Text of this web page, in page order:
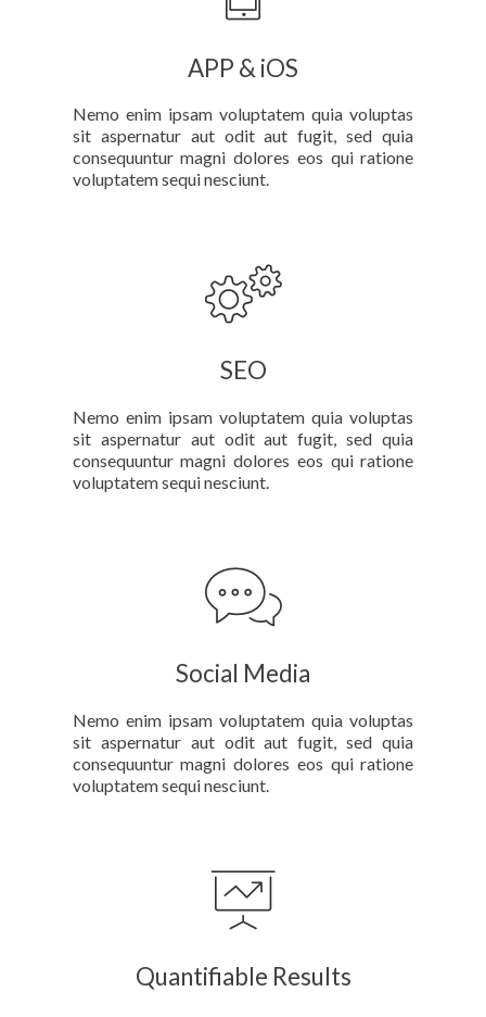
APP & iOS
Nemo enim ipsam voluptatem quia voluptas
sit aspernatur aut odit aut fugit, sed quia
consequuntur magni dolores eos qui ratione
voluptatem sequi nesciunt.
SEO
Nemo enim ipsam voluptatem quia voluptas
sit aspernatur aut odit aut fugit, sed quia
consequuntur magni dolores eos qui ratione
voluptatem sequi nesciunt.
Social Media
Nemo enim ipsam voluptatem quia voluptas
sit aspernatur aut odit aut fugit, sed quia
consequuntur magni dolores eos qui ratione
voluptatem sequi nesciunt.
Quantifiable Results